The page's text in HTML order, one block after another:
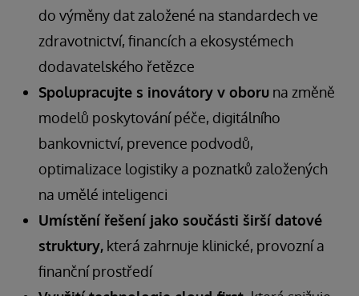
do výměny dat založené na standardech ve
zdravotnictví, financích a ekosystémech
dodavatelského řetězce
Spolupracujte s inovátory v oboru na změně
modelů poskytování péče, digitálního
bankovnictví, prevence podvodů,
optimalizace logistiky a poznatků založených
na umělé inteligenci
Umístění řešení jako součásti širší datové
struktury, která zahrnuje klinické, provozní a
finanční prostředí